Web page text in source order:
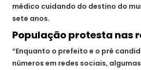
médico cuidando do destino do
sete anos.
População protesta nas
“Enquanto o prefeito e o pré
números em redes sociais,